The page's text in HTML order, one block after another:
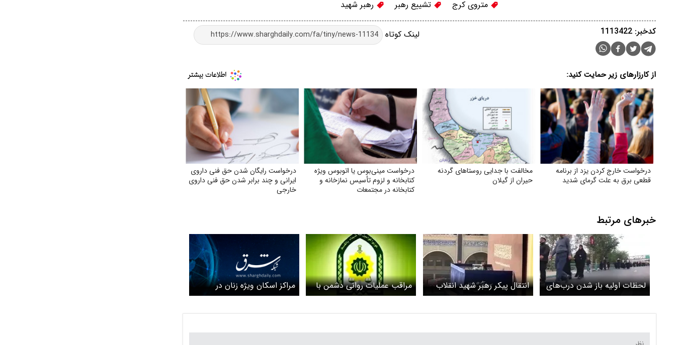
متروی کرج تشییع رهبر رهبر شهید
لینک کوتاه کدخبر: 1113422
از کارزارهای زیر حمایت کنید:
درخواست خارج کردن یزد از برنامه
قطعی برق به علت گرمای شدید
مخالفت با جدایی روستاهای گردنه
حیران از گیلان
درخواست مینی‌بوس یا اتوبوس ویژه
کتابخانه و لزوم تأسیس نمازخانه و
کتابخانه در مجتمعات
درخواست رایگان شدن حق فنی داروی
ایرانی و چند برابر شدن حق فنی داروی
خارجی
خبرهای مرتبط
لحظات اولیه باز شدن درب‌های
مصلای تهران برای وداع مردم با
انتقال پیکر رهبر شهید انقلاب
به جایگاه +‌ ویدئو
مراقب عملیات روانی دشمن با
انتشار اخبار جعلی باشید /
مراکز اسکان ویژه زنان در
پایتخت